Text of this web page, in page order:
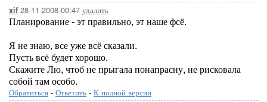
xif 28-11-2008-00:47 удалить
Планирование - эт правильно, эт наше фсё.
Я не знаю, все уже всё сказали.
Пусть всё будет хорошо.
Скажите Лю, чтоб не прыгала понапрасну, не рисковала
собой там особо.
Обратиться - Ответить - К полной версии